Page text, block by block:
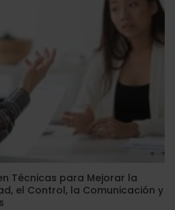
Técnicas para Mejorar la
el Control, la Comunicación y